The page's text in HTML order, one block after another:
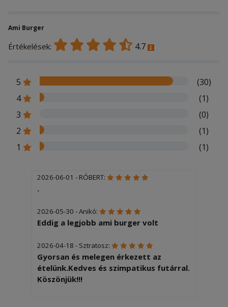
Ami Burger
Értékelések: 4.7
5
(30)
4
(1)
3
(0)
2
(1)
1
(1)
2026-06-01 - RÓBERT:
.
2026-05-30 - Anikó:
Eddig a legjobb ami burger volt
2026-04-18 - Sztratosz:
Gyorsan és melegen érkezett az
ételünk.Kedves és szimpatikus futárral.
Köszönjük!!!